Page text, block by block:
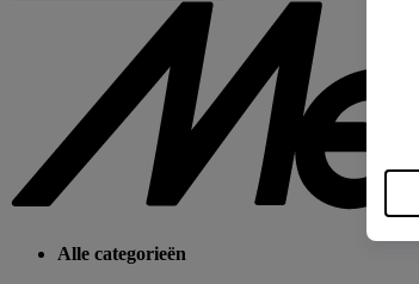
Alle categorieën